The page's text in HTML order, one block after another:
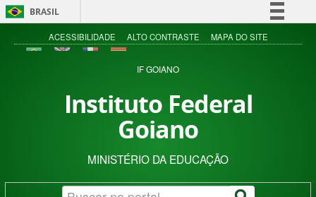
BRASIL
Simplifique!
Acesso à informação
ACESSIBILIDADE ALTO CONTRASTE MAPA DO SITE
IF GOIANO
Instituto Federal
Goiano
MINISTÉRIO DA EDUCAÇÃO